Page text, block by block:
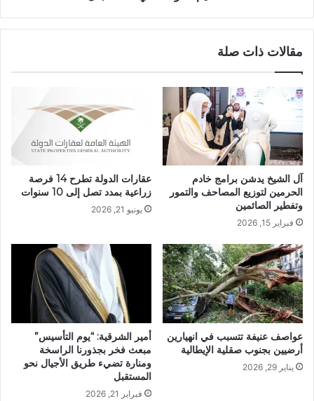
مقالات ذات صلة
آل الشيخ يدشن برامج خادم
الحرمين لتوزيع المصاحف والتمور
وتفطير الصائمين
فبراير 15, 2026
عقارات الدولة تطرح 14 فرصة
زراعية بمدد تصل إلى 10 سنوات
يونيو 21, 2026
عواصف عنيفة تتسبب في انهيارين
أرضيين بجنوب صقلية الإيطالية
يناير 29, 2026
أمير الشرقية: “يوم التأسيس”
مبعث فخر بجذورنا الراسخة
ومنارة تضيء طريق الأجيال نحو
المستقبل
فبراير 21, 2026